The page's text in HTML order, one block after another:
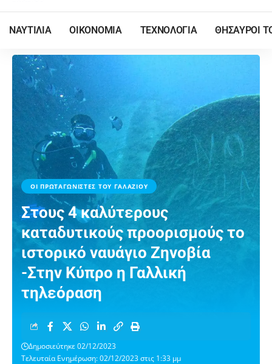
ΝΑΥΤΙΛΙΑ ΟΙΚΟΝΟΜΙΑ ΤΕΧΝΟΛΟΓΙΑ ΘΗΣΑΥΡΟΙ
ΟΙ ΠΡΩΤΑΓΩΝΙΣΤΕΣ ΤΟΥ ΓΑΛΑΖΙΟΥ
Στους 4 καλύτερους
καταδυτικούς προορισμούς το
ιστορικό ναυάγιο Ζηνοβία
-Στην Κύπρο η Γαλλική
τηλεόραση
Τελευταία Ενημέρωση: 02/12/2023 στις 1:33 μμ
Δημοσιεύτηκε 02/12/2023